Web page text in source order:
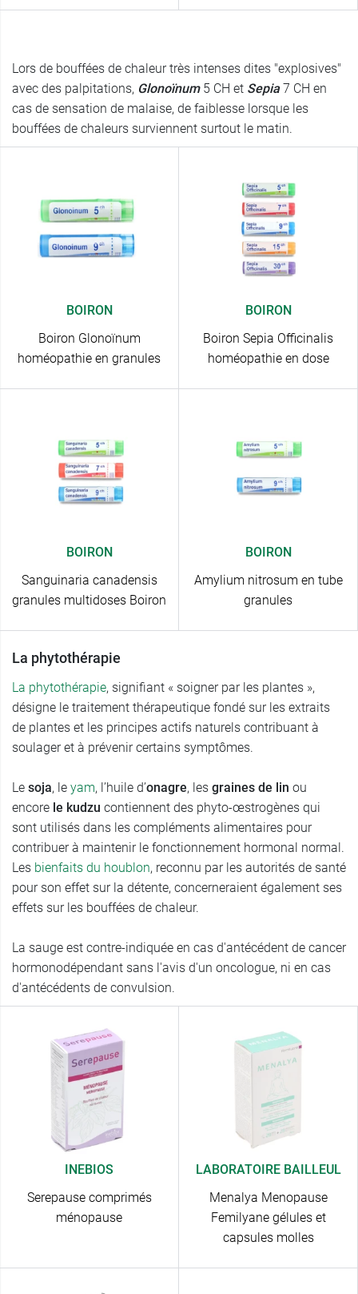
Lors de bouffées de chaleur très intenses dites "explosives"
avec des palpitations, Glonoïnum5 CH et Sepia7 CH en
cas de sensation de malaise, de faiblesse lorsque les
bouffées de chaleurs surviennent surtout le matin.
BOIRON
Boiron Glonoïnum
homéopathie en granules
BOIRON
Boiron Sepia Officinalis
homéopathie en dose
BOIRON
Sanguinaria canadensis
granules multidoses Boiron
BOIRON
Amylium nitrosum en tube
granules
La phytothérapie
La phytothérapie, signifiant « soigner par les plantes »,
désigne le traitement thérapeutique fondé sur les extraits
de plantes et les principes actifs naturels contribuant à
soulager et à prévenir certains symptômes.
Le soja, le yam, l’huile d’onagre, les graines de lin ou
encore le kudzu contiennent des phyto-œstrogènes qui
sont utilisés dans les compléments alimentaires pour
contribuer à maintenir le fonctionnement hormonal normal.
Les bienfaits du houblon, reconnu par les autorités de santé
pour son effet sur la détente, concerneraient également ses
effets sur les bouffées de chaleur.
La sauge est contre-indiquée en cas d'antécédent de cancer
hormonodépendant sans l'avis d'un oncologue, ni en cas
d'antécédents de convulsion.
INEBIOS
Serepause comprimés
ménopause
LABORATOIRE BAILLEUL
Menalya Menopause
Femilyane gélules et
capsules molles